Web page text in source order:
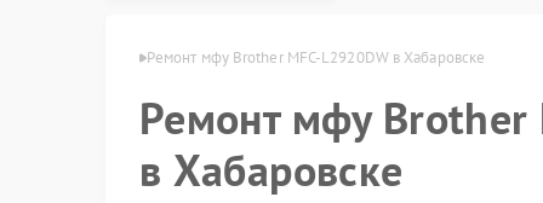
Ремонт мфу Brother MFC-L2920DW в Хабаровске
Ремонт мфу Brother
в Хабаровске